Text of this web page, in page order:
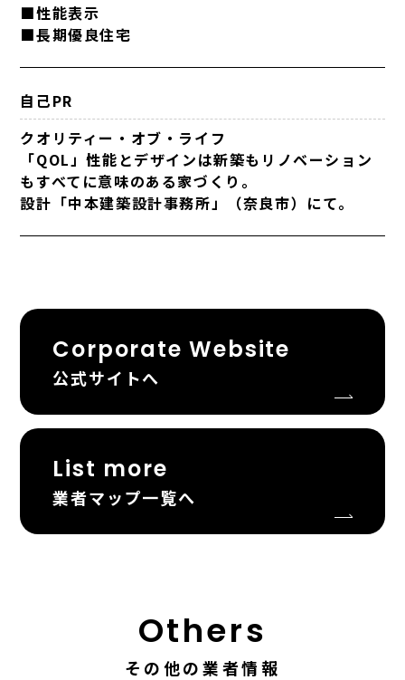
■性能表示
■長期優良住宅
自己PR
クオリティー・オブ・ライフ
「QOL」性能とデザインは新築もリノベーション
もすべてに意味のある家づくり。
設計「中本建築設計事務所」（奈良市）にて。
Corporate Website
公式サイトへ
List more
業者マップ一覧へ
Others
その他の業者情報